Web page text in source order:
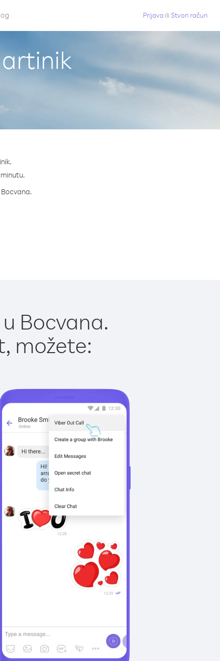
Prijava ili Stvori račun
Bocvana.
možete: